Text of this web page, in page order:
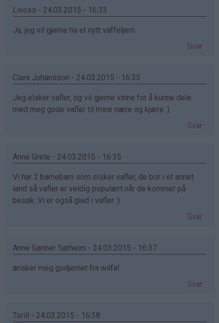
Livoss - 24.03.2015 - 16:33
Ja, jeg vil gjerne ha et nytt vaffeljern
Svar
Clara Johansson - 24.03.2015 - 16:35
Jeg elsker vafler, og vil gjerne vinne for å kunne dele
med meg gode vafler til mine nære og kjære :)
Svar
Anne Grete - 24.03.2015 - 16:35
Vi har 2 barnebarn som elsker vafler, de bor i et annet
land så vafler er veldig populært når de kommer på
besøk. Vi er også glad i vafler :)
Svar
Anne Gønner Sørheim - 24.03.2015 - 16:37
ønsker meg godjernet fra wilfa!
Svar
Torill - 24.03.2015 - 16:38